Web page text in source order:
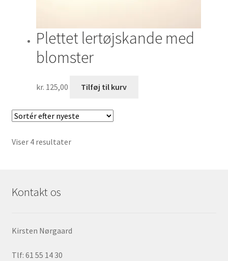
Plettet lertøjskande med
blomster
kr. 125,00 Tilføj til kurv
Viser 4 resultaterSorteret
Kontakt os
Kirsten Nørgaard
Tlf: 61 55 14 30